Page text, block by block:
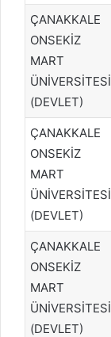
ÇANAKKALE
ONSEKİZ
MART
ÜNİVERSİTESİ
(DEVLET)
ÇANAKKALE
ONSEKİZ
MART
ÜNİVERSİTESİ
(DEVLET)
ÇANAKKALE
ONSEKİZ
MART
ÜNİVERSİTESİ
(DEVLET)